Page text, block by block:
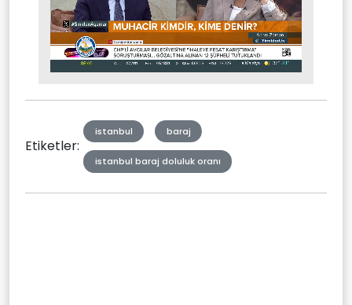
Mute Stream
Etiketler:
istanbul baraj
istanbul baraj doluluk oranı